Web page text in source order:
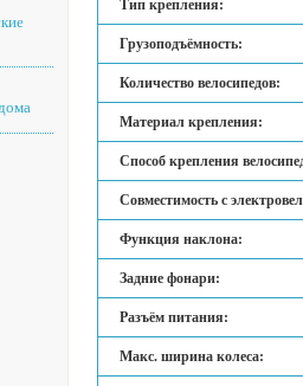
Тип крепления:
Грузоподъёмность:
Количество велосипедов:
Материал крепления:
Способ крепления
Совместимость с
Функция наклона:
Задние фонари:
Разъём питания:
Макс. ширина колеса: